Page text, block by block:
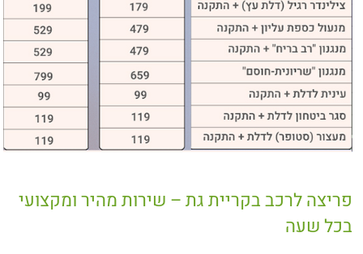
פריצה לרכב בקריית גת – שירות מהיר ומקצועי
בכל שעה